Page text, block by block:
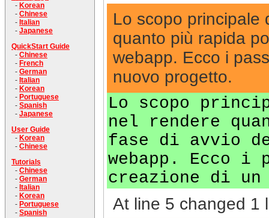
- Korean
- Chinese
- Italian
- Japanese
QuickStart Guide
- Chinese
- French
- German
- Italian
- Korean
- Portuguese
- Spanish
- Japanese
User Guide
- Korean
- Chinese
Tutorials
- Chinese
- German
- Italian
- Korean
- Portuguese
- Spanish
Lo scopo principale
quanto più rapida
webapp. Ecco i
nuovo progetto.
Lo scopo
nel rendere
fase di avvio
webapp. Ecco i
creazione di un
At line 5 changed 1